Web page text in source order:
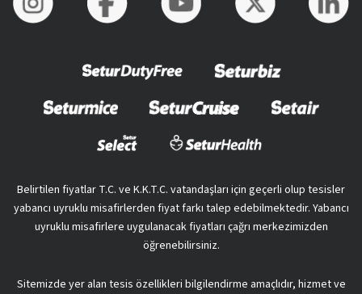
Belirtilen fiyatlar T.C. ve K.K.T.C. vatandaşları için geçerli olup tesisler
yabancı uyruklu misafirlerden fiyat farkı talep edebilmektedir. Yabancı
uyruklu misafirlere uygulanacak fiyatları çağrı merkezimizden
öğrenebilirsiniz.
Sitemizde yer alan tesis özellikleri bilgilendirme amaçlıdır, hizmet ve